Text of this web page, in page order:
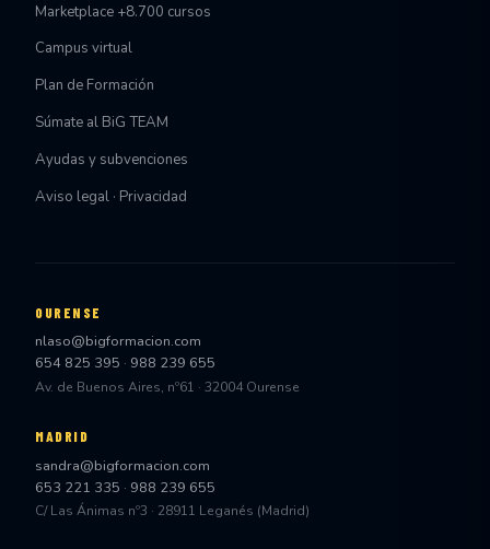
Marketplace +8.700 cursos
Campus virtual
Plan de Formación
Súmate al BiG TEAM
Ayudas y subvenciones
Aviso legal · Privacidad
OURENSE
nlaso@bigformacion.com
654 825 395 · 988 239 655
Av. de Buenos Aires, nº61 · 32004 Ourense
MADRID
sandra@bigformacion.com
653 221 335 · 988 239 655
C/ Las Ánimas nº3 · 28911 Leganés (Madrid)